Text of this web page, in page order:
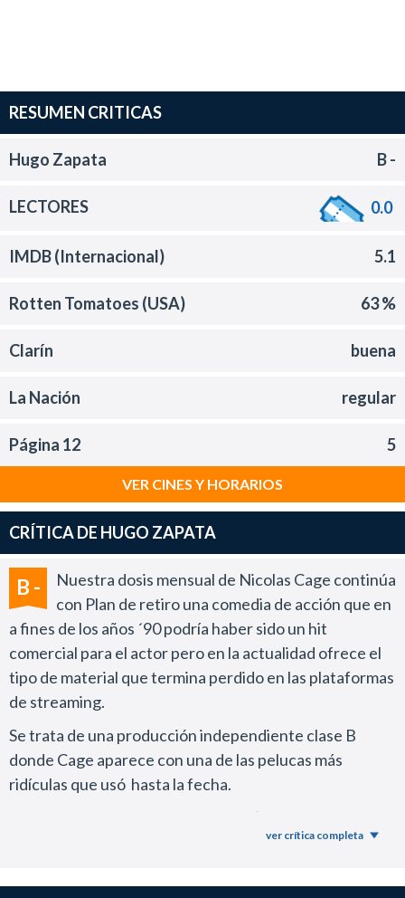
RESUMEN CRITICAS
Hugo Zapata B -
LECTORES 0.0
IMDB (Internacional) 5.1
Rotten Tomatoes (USA) 63 %
Clarín buena
La Nación regular
Página 12 5
VER CINES Y HORARIOS
CRÍTICA DE HUGO ZAPATA
B -
Nuestra dosis mensual de Nicolas Cage continúa
con Plan de retiro una comedia de acción que en
a fines de los años ´90 podría haber sido un hit
comercial para el actor pero en la actualidad ofrece el
tipo de material que termina perdido en las plataformas
de streaming.
Se trata de una producción independiente clase B
donde Cage aparece con una de las pelucas más
ridículas que usó hasta la fecha.
El reparto incluye a Ashley Greene (una abonada de
esta clase de propuestas), Jackie Earle Haley, Ernie
solía interpretar en el comienzo de su carrera.
ver crítica completa